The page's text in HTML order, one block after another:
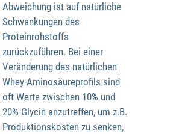
Abweichung ist auf natürliche
Schwankungen des
Proteinrohstoffs
zurückzuführen. Bei einer
Veränderung des natürlichen
Whey-Aminosäureprofils sind
oft Werte zwischen 10% und
20% Glycin anzutreffen, um z.B.
Produktionskosten zu senken,